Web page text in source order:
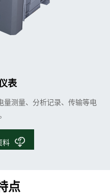
料
表
量测量、分析记录、传输等电
点